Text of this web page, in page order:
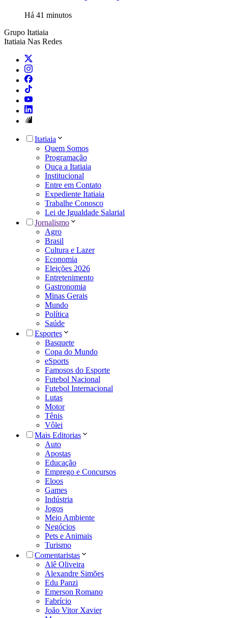
Há 41 minutos
Grupo Itatiaia
Itatiaia Nas Redes
Itatiaia
Quem Somos
Programação
Ouça a Itatiaia
Institucional
Entre em Contato
Expediente Itatiaia
Trabalhe Conosco
Lei de Igualdade Salarial
Jornalismo
Agro
Brasil
Cultura e Lazer
Economia
Eleições 2026
Entretenimento
Gastronomia
Minas Gerais
Mundo
Política
Saúde
Esportes
Basquete
Copa do Mundo
eSports
Famosos do Esporte
Futebol Nacional
Futebol Internacional
Lutas
Motor
Tênis
Vôlei
Mais Editorias
Auto
Apostas
Educação
Emprego e Concursos
Eloos
Games
Indústria
Jogos
Meio Ambiente
Negócios
Pets e Animais
Turismo
Comentaristas
Alê Oliveira
Alexandre Simões
Edu Panzi
Emerson Romano
Fabrício
João Vitor Xavier